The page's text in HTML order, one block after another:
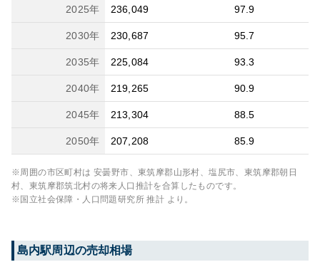
2025年 236,049 97.9
2030年 230,687 95.7
2035年 225,084 93.3
2040年 219,265 90.9
2045年 213,304 88.5
2050年 207,208 85.9
※周囲の市区町村は 安曇野市、東筑摩郡山形村、塩尻市、東筑摩郡朝日
村、東筑摩郡筑北村の将来人口推計を合算したものです。
※国立社会保障・人口問題研究所 推計 より。
島内駅周辺の売却相場